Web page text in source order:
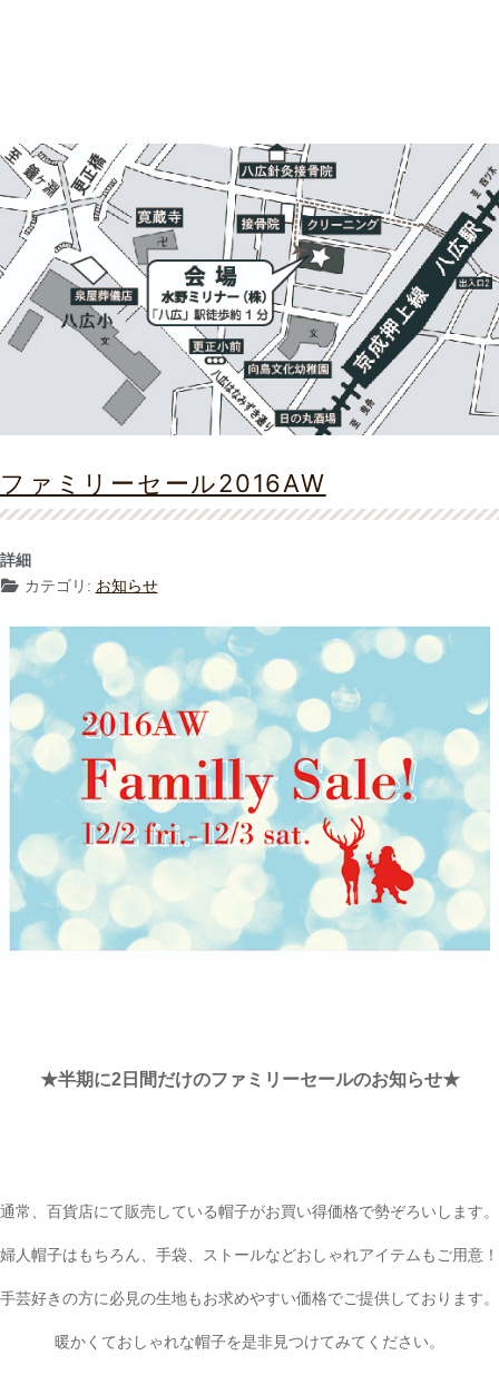
ファミリーセール2016AW
詳細
カテゴリ: お知らせ
★半期に2日間だけのファミリーセールのお知らせ★
通常、百貨店にて販売している帽子がお買い得価格で勢ぞろいします。
婦人帽子はもちろん、手袋、ストールなどおしゃれアイテムもご用意！
手芸好きの方に必見の生地もお求めやすい価格でご提供しております。
暖かくておしゃれな帽子を是非見つけてみてください。